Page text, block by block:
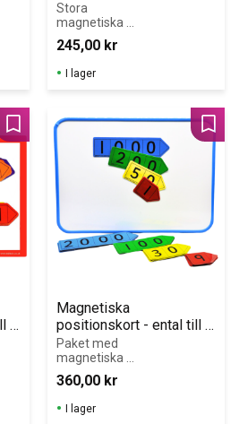
Stora
magnetiska
bråkcirklar,
diam. 20 cm.
FÖREVISNINGSM
ATERIEL för
245,00 kr
I lager
Lägg till i favoriter
Magnetiska
positionskort - ental till
tusental, 1 set
Paket med
magnetiska
positionskort
från ental till
tusental. För
tydliga
360,00 kr
I lager